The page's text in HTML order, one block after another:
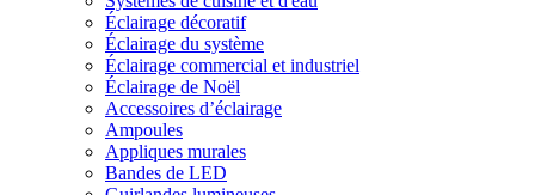
Éclairage décoratif
Éclairage du système
Éclairage commercial et industriel
Éclairage de Noël
Accessoires d’éclairage
Ampoules
Appliques murales
Bandes de LED